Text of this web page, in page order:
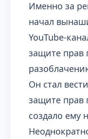
Именно за
начал
YouTube-
защите прав
Он стал
защите прав
создало ему